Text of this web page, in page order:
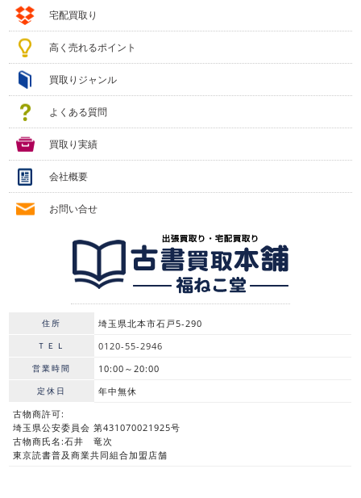
宅配買取り
高く売れるポイント
買取りジャンル
よくある質問
買取り実績
会社概要
お問い合せ
住所 埼玉県北本市石戸5-290
ＴＥＬ 0120-55-2946
営業時間 10:00～20:00
定休日
年中無休
古物商許可:
埼玉県公安委員会 第431070021925号
古物商氏名:石井 竜次
東京読書普及商業共同組合加盟店舗